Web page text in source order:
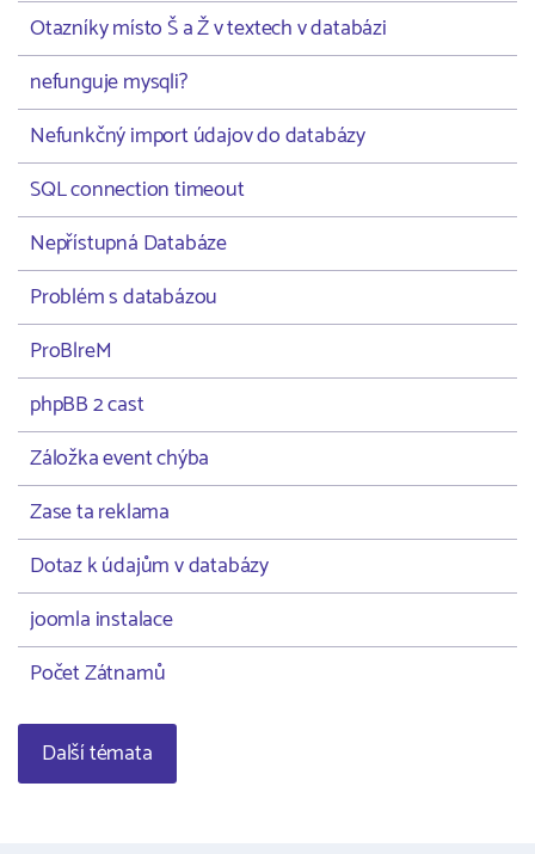
Otazníky místo Š a Ž v textech v databázi
nefunguje mysqli?
Nefunkčný import údajov do databázy
SQL connection timeout
Nepřístupná Databáze
Problém s databázou
ProBlreM
phpBB 2 cast
Záložka event chýba
Zase ta reklama
Dotaz k údajům v databázy
joomla instalace
Počet Zátnamů
Další témata